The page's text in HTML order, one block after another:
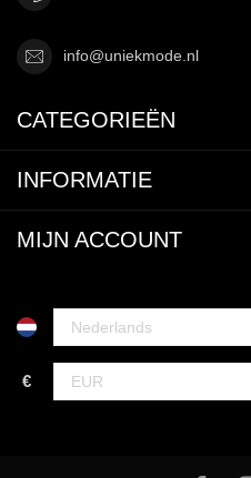
info@uniekmode.nl
CATEGORIEËN
INFORMATIE
MIJN ACCOUNT
€